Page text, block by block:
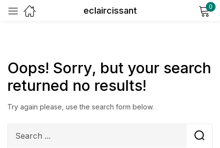
eclaircissant 0
Oops! Sorry, but your search
returned no results!
Try again please, use the search form below.